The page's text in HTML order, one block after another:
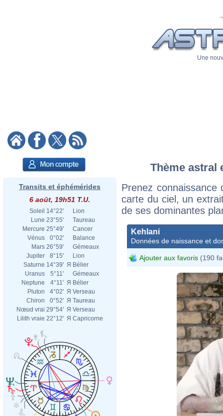
Une
Transits et éphémérides
6 août, 19h51 T.U.
Soleil 14°22'
Lion
Lune 23°55'
Taureau
Mercure 25°49'
Cancer
Vénus
0°02'
Balance
Mars 26°59'
Gémeaux
Jupiter
8°15'
Lion
Saturne 14°39' Я Bélier
Uranus
5°11'
Gémeaux
Neptune
4°11' Я Bélier
Pluton
4°02' Я Verseau
Chiron
0°52' Я Taureau
Nœud vrai 29°54' Я Verseau
Lilith vraie 22°12' Я Capricorne
Thème astral
Prenez
carte du ciel, un
de ses dominantes
Kehlani
Données de naissance et
Ajouter aux favoris (190